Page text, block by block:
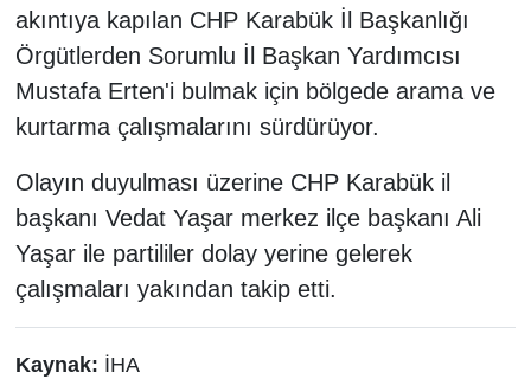
akıntıya kapılan CHP Karabük İl Başkanlığı
Örgütlerden Sorumlu İl Başkan Yardımcısı
Mustafa Erten'i bulmak için bölgede arama ve
kurtarma çalışmalarını sürdürüyor.
Olayın duyulması üzerine CHP Karabük il
başkanı Vedat Yaşar merkez ilçe başkanı Ali
Yaşar ile partililer dolay yerine gelerek
çalışmaları yakından takip etti.
Kaynak: İHA